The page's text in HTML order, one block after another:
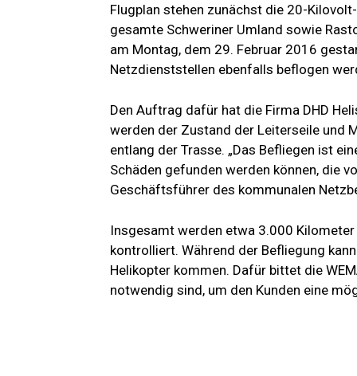
Flugplan stehen zunächst die 20-
gesamte Schweriner Umland sowie
am Montag, dem 29. Februar 2016
Netzdienststellen ebenfalls beflogen
Den Auftrag dafür hat die Firma DHD
werden der Zustand der Leiterseile und
entlang der Trasse. „Das Befliegen ist
Schäden gefunden werden können, die
Geschäftsführer des kommunalen
Insgesamt werden etwa 3.000
kontrolliert. Während der Befliegung
Helikopter kommen. Dafür bittet die
notwendig sind, um den Kunden eine